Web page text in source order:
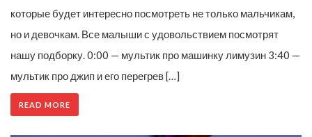
которые будет интересно посмотреть не только мальчикам,
но и девочкам. Все малыши с удовольствием посмотрят
нашу подборку. 0:00 — мультик про машинку лимузин 3:40 —
мультик про джип и его перегрев […]
READ MORE